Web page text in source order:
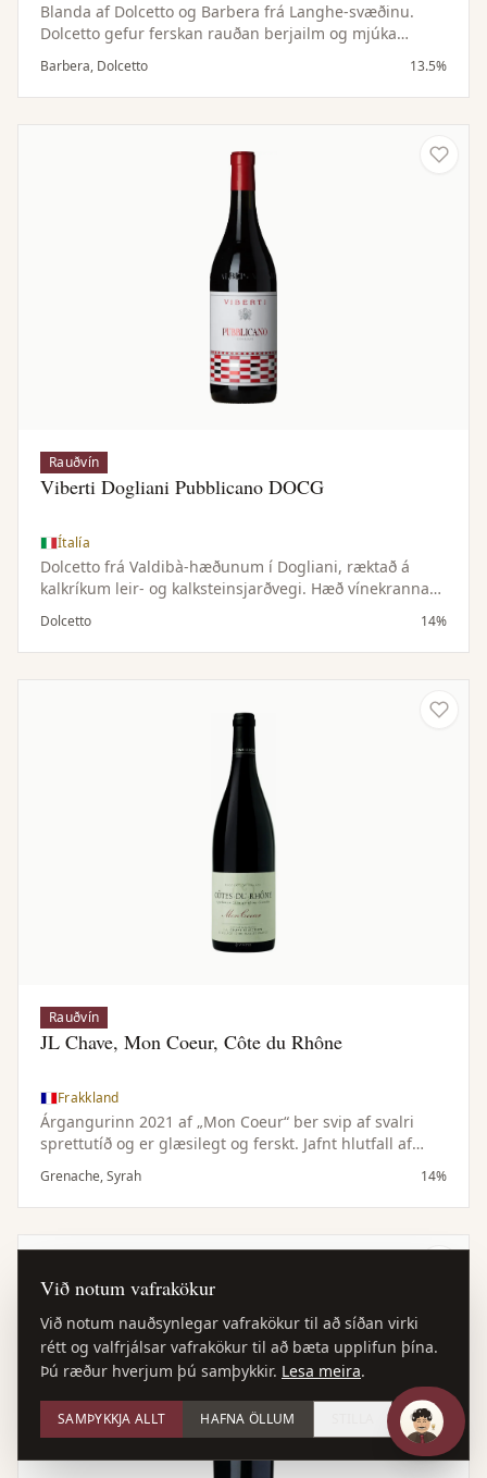
Blanda af Dolcetto og Barbera frá Langhe-svæðinu.
Dolcetto gefur ferskan rauðan berjailm og mjúka
fyllingu, en Barbera lifandi sýru og byggingu. Samstillt
og vel jafnvægt vín.
Barbera, Dolcetto 13.5%
Rauðvín
Viberti Dogliani Pubblicano DOCG
Ítalía
Dolcetto frá Valdibà-hæðunum í Dogliani, ræktað á
kalkríkum leir- og kalksteinsjarðvegi. Hæð vínekranna
gefur víninu lifandi sýru og ferskan keim.
Dolcetto 14%
Rauðvín
JL Chave, Mon Coeur, Côte du Rhône
Frakkland
Árgangurinn 2021 af „Mon Coeur“ ber svip af svalri
sprettutíð og er glæsilegt og ferskt. Jafnt hlutfall af
Grenache og Syrah gefur jafnvægi milli bjarts rauðs
ávaxtar, kryddtóna og fíngerðs tanníns með léttum og
lifandi karakter.
Grenache, Syrah 14%
Við notum vafrakökur
Við notum nauðsynlegar vafrakökur til að síðan virki
rétt og valfrjálsar vafrakökur til að bæta upplifun þína.
Þú ræður hverjum þú samþykkir. Lesa meira.
SAMÞYKKJA ALLT HAFNA ÖLLUM